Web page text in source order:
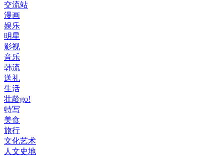
交流站
漫画
娱乐
明星
影视
音乐
韩流
送礼
生活
壮龄go!
特写
美食
旅行
文化艺术
人文史地